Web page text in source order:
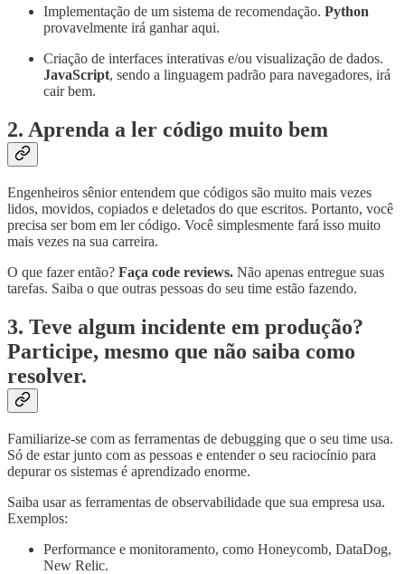
Implementação de um sistema de recomendação. Python
provavelmente irá ganhar aqui.
Criação de interfaces interativas e/ou visualização de dados.
JavaScript, sendo a linguagem padrão para navegadores, irá
cair bem.
2. Aprenda a ler código muito bem
Engenheiros sênior entendem que códigos são muito mais vezes
lidos, movidos, copiados e deletados do que escritos. Portanto, você
precisa ser bom em ler código. Você simplesmente fará isso muito
mais vezes na sua carreira.
O que fazer então? Faça code reviews. Não apenas entregue suas
tarefas. Saiba o que outras pessoas do seu time estão fazendo.
3. Teve algum incidente em produção?
Participe, mesmo que não saiba como
resolver.
Familiarize-se com as ferramentas de debugging que o seu time usa.
Só de estar junto com as pessoas e entender o seu raciocínio para
depurar os sistemas é aprendizado enorme.
Saiba usar as ferramentas de observabilidade que sua empresa usa.
Exemplos:
Performance e monitoramento, como Honeycomb, DataDog,
New Relic.